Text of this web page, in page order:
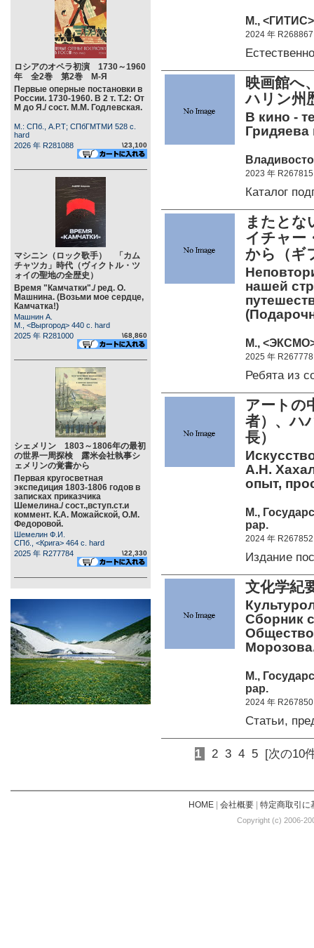
ロシアのオペラ初演 1730～1960
年 全2巻 第2巻 М-Я
Первые оперные постановки в
России. 1730-1960. В 2 т. Т.2: От
М до Я./ сост. М.М. Годлевская.
М.: СПб., А.Р.Т; СПбГМТМИ 528 c.
hard
2026 年 R281088
\23,100
マシニン（ロック歌手） 「カム
チャツカ」時代（ヴィクトル・ツ
ォイの聖地の全歴史）
Время "Камчатки"./ ред. О.
Машнина. (Возьми мое сердце,
Камчатка!)
Машнин А.
М., <Выргород> 440 c. hard
2025 年 R281000
\68,860
シェメリン 1803～1806年の最初
の世界一周探検 露米会社執事シ
ェメリンの覚書から
Первая кругосветная
экспедиция 1803-1806 годов в
записках приказчика
Шемелина./ сост.,вступ.ст.и
коммент. К.А. Можайской, О.М.
Федоровой.
Шемелин Ф.И.
СПб., <Крига> 464 c. hard
2025 年 R277784
\22,330
М., <ГИТИС>
2024 年 R268867
映画館へ
ハリン州
В кино -
Гридяева
2023 年 R267815
Каталог
またと
イチャー
から（ギ
нашей
М.,
2025 年 R267778
Ребята из
アートの
者）、ハ
長）
А.Н.
опыт,
М.,
pap.
2024 年 R267852
Издание
文化学
Сборник
М.,
pap.
2024 年 R267850
Статьи,
1 2 3 4 5 [次の10
HOME| 会社概要| 特定商取引に
Copyright (c) 2006-